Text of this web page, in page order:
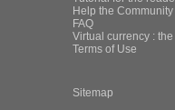
Help the
FAQ
Virtual currency :
Terms of Use
Sitemap